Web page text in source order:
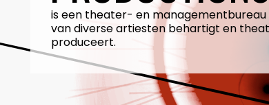
is een theater- en
van diverse artiesten behartigt en
produceert.